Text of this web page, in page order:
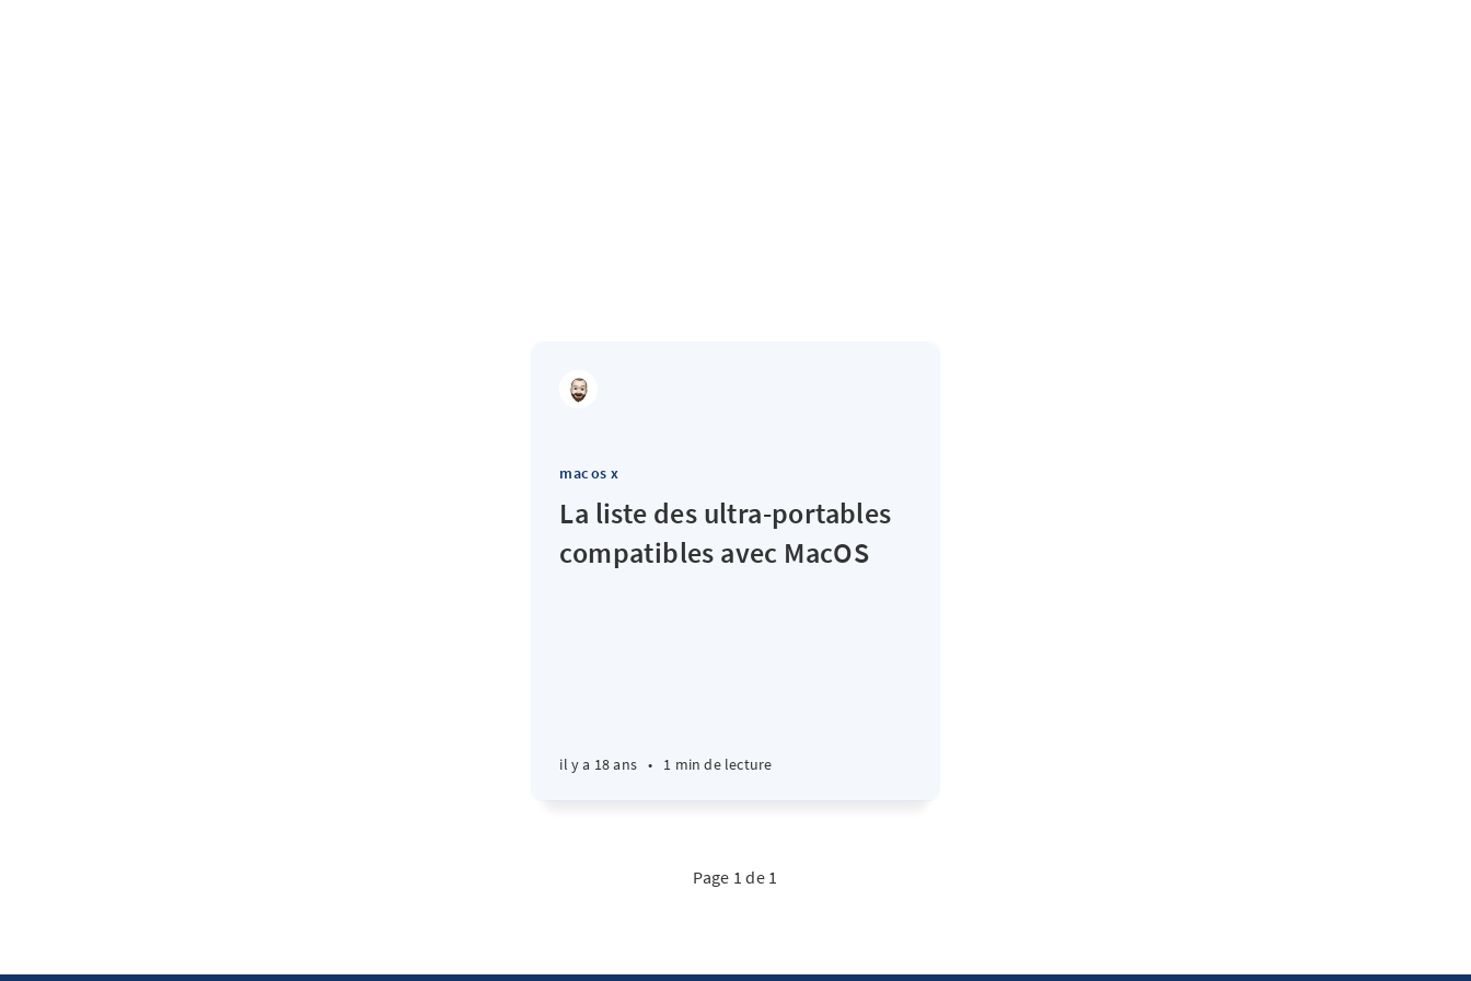
mac os x
La liste des ultra-portables
compatibles avec MacOS
il y a 18 ans • 1 min de lecture
Page 1 de 1